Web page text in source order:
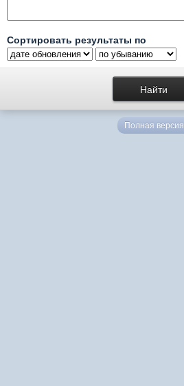
Сортировать результаты по
Полная версия